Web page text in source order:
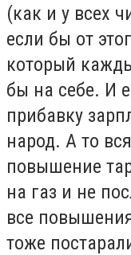
(как и у всех
если бы от
который
бы на себе. И
прибавку
народ. А то
повышение
на газ и не
все
тоже